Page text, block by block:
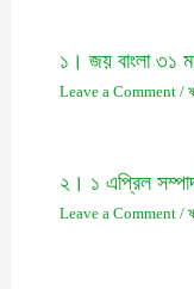
১। জয় বাংলা ৩১
Leave a Comment /
২। ১ এপ্রিল
Leave a Comment /